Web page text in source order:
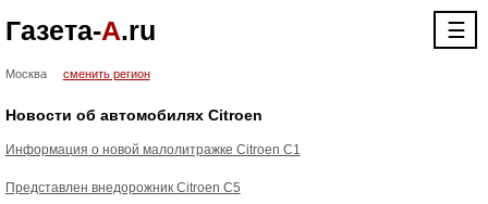
Газета-А.ru ☰
Москва сменить регион
Новости об автомобилях Citroen
Информация о новой малолитражке Citroen C1
Представлен внедорожник Citroen C5